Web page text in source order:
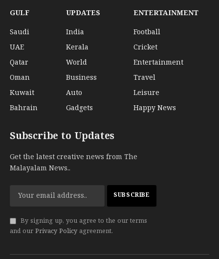
GULF
Saudi
UAE
Qatar
Oman
Kuwait
Bahrain
UPDATES
India
Kerala
World
Business
Auto
Gadgets
ENTERTAINMENT
Football
Cricket
Entertainment
Travel
Leisure
Happy News
Subscribe to Updates
Get the latest creative news from The
Malayalam News..
By signing up, you agree to the our terms
and our Privacy Policy agreement.